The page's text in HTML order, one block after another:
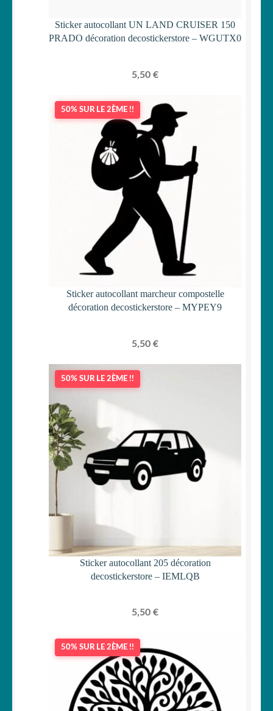
Sticker autocollant UN LAND CRUISER 150
PRADO décoration decostickerstore – WGUTX0
5,50 €
50% SUR LE 2ÈME !!
Sticker autocollant marcheur compostelle
décoration decostickerstore – MYPEY9
5,50 €
50% SUR LE 2ÈME !!
Sticker autocollant 205 décoration
decostickerstore – IEMLQB
5,50 €
50% SUR LE 2ÈME !!